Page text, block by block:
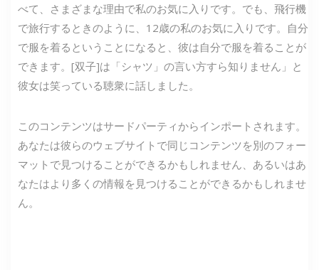
べて、さまざまな理由で私のお気に入りです。でも、飛行機
で旅行するときのように、12歳の私のお気に入りです。自分
で服を着るということになると、彼は自分で服を着ることが
できます。[双子]は「シャツ」の言い方すら知りません」と
彼女は笑っている聴衆に話しました。
このコンテンツはサードパーティからインポートされます。
あなたは彼らのウェブサイトで同じコンテンツを別のフォー
マットで見つけることができるかもしれません、あるいはあ
なたはより多くの情報を見つけることができるかもしれませ
ん。